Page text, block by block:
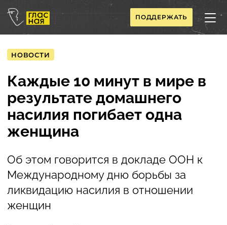
ПОДДЕРЖАТЬ
НОВОСТИ
Каждые 10 минут в мире в
результате домашнего
насилия погибает одна
женщина
Об этом говорится в докладе ООН к
Международному дню борьбы за
ликвидацию насилия в отношении
женщин